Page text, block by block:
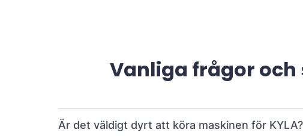
Vanliga frågor och
Är det väldigt dyrt att köra maskinen för KYLA?